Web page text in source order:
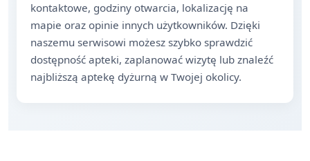
kontaktowe, godziny otwarcia, lokalizację na
mapie oraz opinie innych użytkowników. Dzięki
naszemu serwisowi możesz szybko sprawdzić
dostępność apteki, zaplanować wizytę lub znaleźć
najbliższą aptekę dyżurną w Twojej okolicy.